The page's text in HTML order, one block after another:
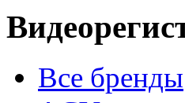
Все бренды